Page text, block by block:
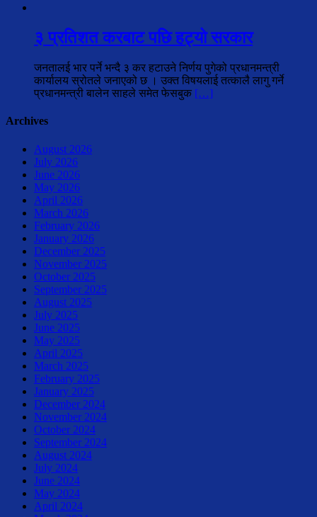
३ प्रतिशत करबाट पछि हट्यो सरकार
जनतालई भार पर्ने भन्दै ३ कर हटाउने निर्णय पुगेको प्रधानमन्त्री
कार्यालय स्रोतले जनाएको छ । उक्त विषयलाई तत्कालै लागु गर्ने
प्रधानमन्त्री बालेन साहले समेत फेसबुक […]
Archives
August 2026
July 2026
June 2026
May 2026
April 2026
March 2026
February 2026
January 2026
December 2025
November 2025
October 2025
September 2025
August 2025
July 2025
June 2025
May 2025
April 2025
March 2025
February 2025
January 2025
December 2024
November 2024
October 2024
September 2024
August 2024
July 2024
June 2024
May 2024
April 2024